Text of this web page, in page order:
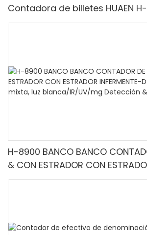
Contadora de billetes HUAEN
H-8900 BANCO BANCO
& CON ESTRADOR CON
Denominación mixta, luz